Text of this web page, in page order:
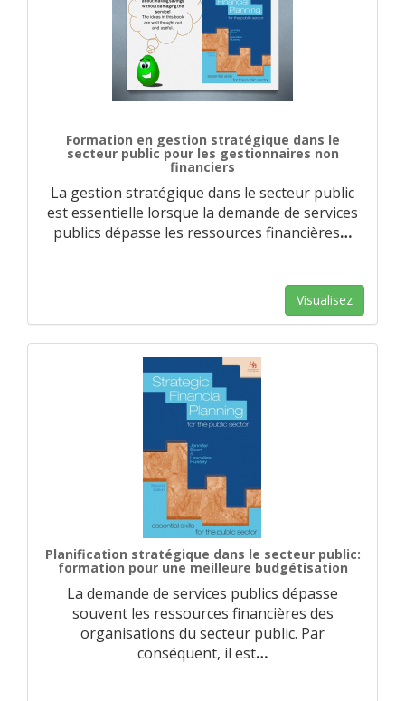
Formation en gestion stratégique dans le
secteur public pour les gestionnaires non
financiers
La gestion stratégique dans le secteur public
est essentielle lorsque la demande de services
publics dépasse les ressources financières…
Visualisez
Planification stratégique dans le secteur public:
formation pour une meilleure budgétisation
La demande de services publics dépasse
souvent les ressources financières des
organisations du secteur public. Par
conséquent, il est…